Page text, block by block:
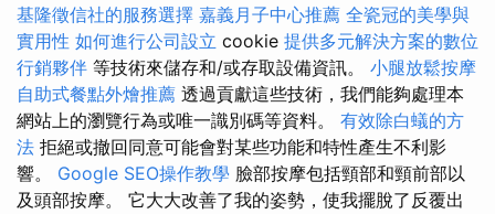
基隆徵信社的服務選擇 嘉義月子中心推薦 全瓷冠的美學與
實用性 如何進行公司設立 cookie 提供多元解決方案的數位
行銷夥伴 等技術來儲存和/或存取設備資訊。 小腿放鬆按摩
自助式餐點外燴推薦 透過貢獻這些技術，我們能夠處理本
網站上的瀏覽行為或唯一識別碼等資料。 有效除白蟻的方
法 拒絕或撤回同意可能會對某些功能和特性產生不利影
響。 Google SEO操作教學 臉部按摩包括頸部和頸前部以
及頭部按摩。 它大大改善了我的姿勢，使我擺脫了反覆出